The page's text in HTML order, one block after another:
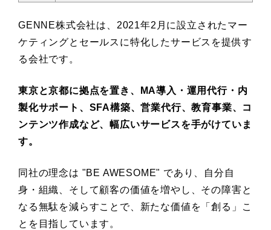
GENNE株式会社は、2021年2月に設立されたマー
ケティングとセールスに特化したサービスを提供す
る会社です。
東京と京都に拠点を置き、MA導入・運用代行・内
製化サポート、SFA構築、営業代行、教育事業、コ
ンテンツ作成など、幅広いサービスを手がけていま
す。
同社の理念は "BE AWESOME" であり、自分自
身・組織、そして顧客の価値を増やし、その障害と
なる無駄を減らすことで、新たな価値を「創る」こ
とを目指しています。